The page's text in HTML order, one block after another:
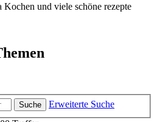
und viele schöne rezepte
Suche
Erweiterte Suche